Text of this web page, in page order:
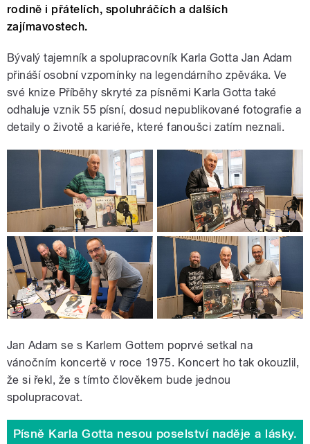
rodině i přátelích, spoluhráčích a dalších
zajímavostech.
Bývalý tajemník a spolupracovník Karla Gotta Jan Adam
přináší osobní vzpomínky na legendárního zpěváka. Ve
své knize Příběhy skryté za písněmi Karla Gotta také
odhaluje vznik 55 písní, dosud nepublikované fotografie a
detaily o životě a kariéře, které fanoušci zatím neznali.
Jan Adam se s Karlem Gottem poprvé setkal na
vánočním koncertě v roce 1975. Koncert ho tak okouzlil,
že si řekl, že s tímto člověkem bude jednou
spolupracovat.
Písně Karla Gotta nesou poselství naděje a lásky.